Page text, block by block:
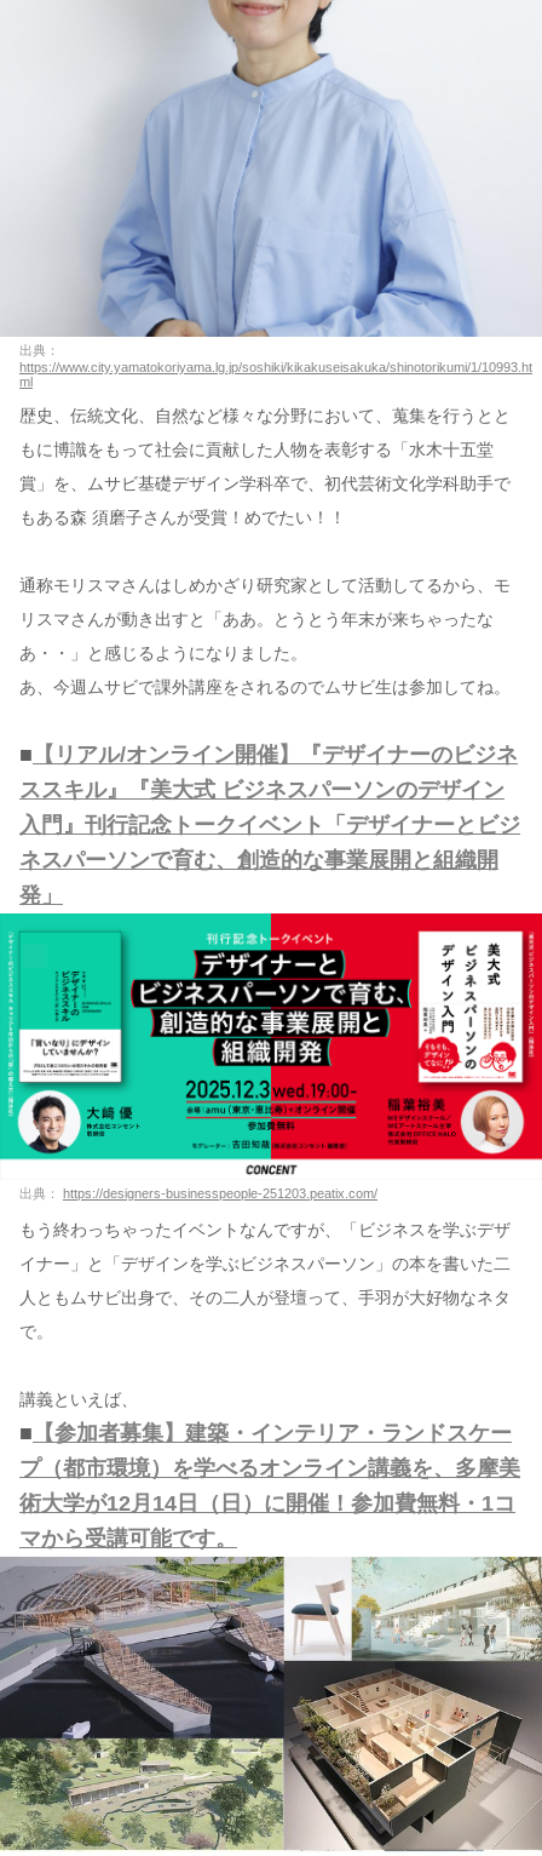
出典：
https://www.city.yamatokoriyama.lg.jp/soshiki/kikakuseisakuka/shinotorikumi/1/10993.ht
ml
歴史、伝統文化、自然など様々な分野において、蒐集を行うとと
もに博識をもって社会に貢献した人物を表彰する「水木十五堂
賞」を、ムサビ基礎デザイン学科卒で、初代芸術文化学科助手で
もある森 須磨子さんが受賞！めでたい！！
通称モリスマさんはしめかざり研究家として活動してるから、モ
リスマさんが動き出すと「ああ。とうとう年末が来ちゃったな
あ・・」と感じるようになりました。
あ、今週ムサビで課外講座をされるのでムサビ生は参加してね。
■ 【リアル/オンライン開催】『デザイナーのビジネ
ススキル』『美大式 ビジネスパーソンのデザイン
入門』刊行記念トークイベント「デザイナーとビジ
ネスパーソンで育む、創造的な事業展開と組織開
発」
出典： https://designers-businesspeople-251203.peatix.com/
もう終わっちゃったイベントなんですが、「ビジネスを学ぶデザ
イナー」と「デザインを学ぶビジネスパーソン」の本を書いた二
人ともムサビ出身で、その二人が登壇って、手羽が大好物なネタ
で。
講義といえば、
■ 【参加者募集】建築・インテリア・ランドスケー
プ（都市環境）を学べるオンライン講義を、多摩美
術大学が12月14日（日）に開催！参加費無料・1コ
マから受講可能です。